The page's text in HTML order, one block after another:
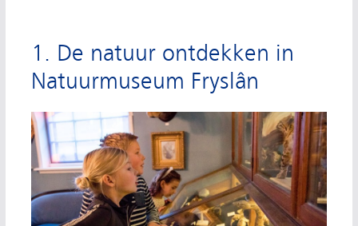
1. De natuur ontdekken in
Natuurmuseum Fryslân